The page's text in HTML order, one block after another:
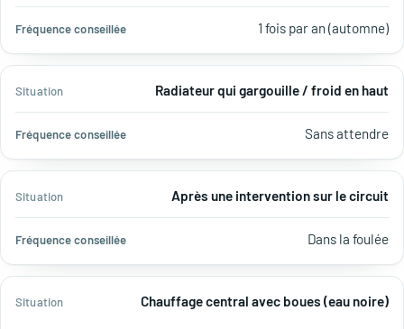
1 fois par an (automne)
Radiateur qui gargouille / froid en haut
Sans attendre
Après une intervention sur le circuit
Dans la foulée
Chauffage central avec boues (eau noire)